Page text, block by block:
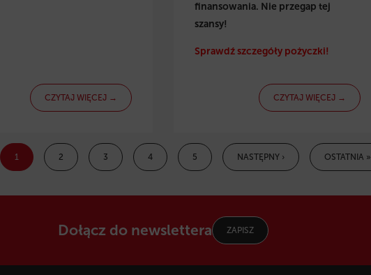
CZYTAJ WIĘCEJ →
finansowania. Nie przegap tej
szansy!
Sprawdź szczegóły pożyczki!
CZYTAJ WIĘCEJ →
1 2 3 4 5 NASTĘPNY › OSTATNIA »
Dołącz do newslettera ZAPISZ